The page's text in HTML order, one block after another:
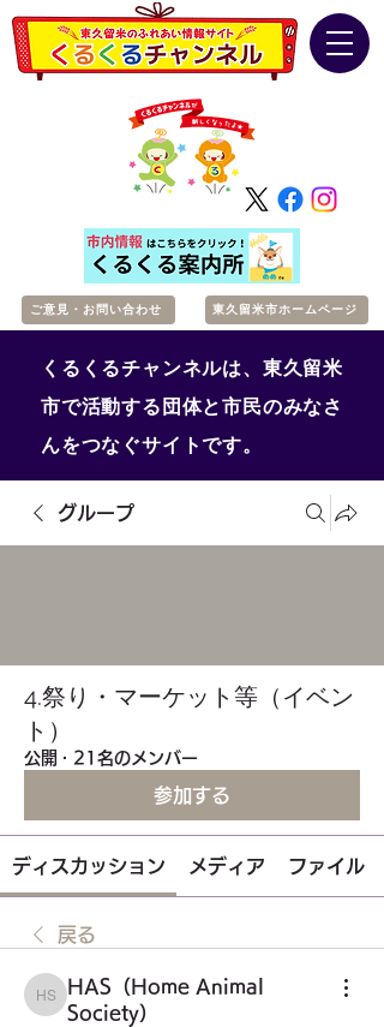
ご意見・お問い合わせ 東久留米市ホームページ
くるくるチャンネルは、東久留米
市で活動する団体と市民のみなさ
んをつなぐサイトです。
グループ
4.祭り・マーケット等（イベン
ト）
公開 · 21名のメンバー
参加する
ディスカッション メディア ファイル
戻る
HAS（Home Animal Society）
HAS（Home Animal
Society）